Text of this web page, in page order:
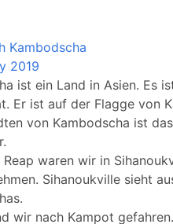
Kambodscha
2019
ist ein Land in Asien. Es
Er ist auf der Flagge von
von Kambodscha ist
Reap waren wir in
Sihanoukville sieht
wir nach Kampot